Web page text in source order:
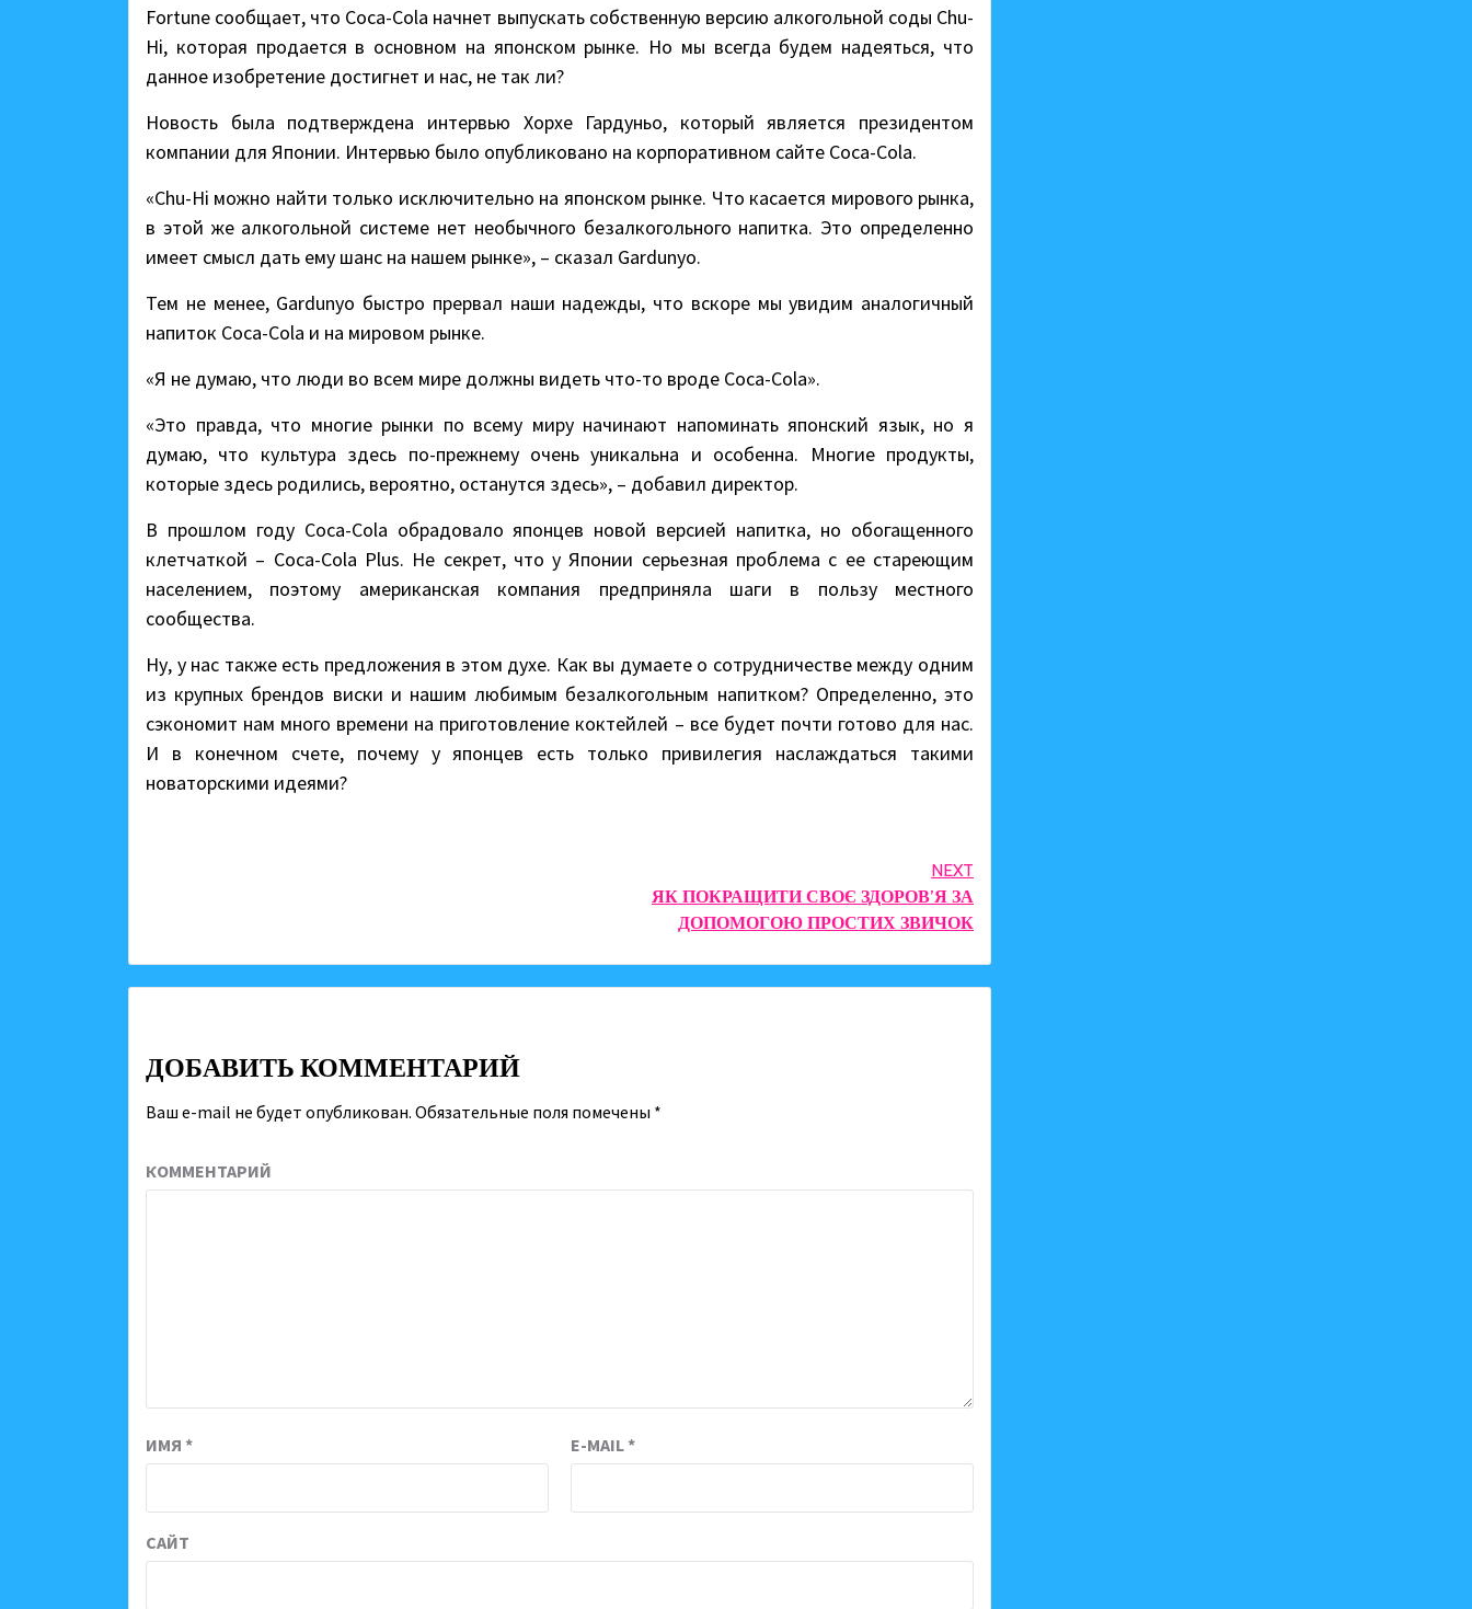
Fortune сообщает, что Coca-Cola начнет выпускать собственную версию алкогольной соды Chu-
Hi, которая продается в основном на японском рынке. Но мы всегда будем надеяться, что
данное изобретение достигнет и нас, не так ли?
Новость была подтверждена интервью Хорхе Гардуньо, который является президентом
компании для Японии. Интервью было опубликовано на корпоративном сайте Coca-Cola.
«Chu-Hi можно найти только исключительно на японском рынке. Что касается мирового рынка,
в этой же алкогольной системе нет необычного безалкогольного напитка. Это определенно
имеет смысл дать ему шанс на нашем рынке», – сказал Gardunyo.
Тем не менее, Gardunyo быстро прервал наши надежды, что вскоре мы увидим аналогичный
напиток Coca-Cola и на мировом рынке.
«Я не думаю, что люди во всем мире должны видеть что-то вроде Coca-Cola».
«Это правда, что многие рынки по всему миру начинают напоминать японский язык, но я
думаю, что культура здесь по-прежнему очень уникальна и особенна. Многие продукты,
которые здесь родились, вероятно, останутся здесь», – добавил директор.
В прошлом году Coca-Cola обрадовало японцев новой версией напитка, но обогащенного
клетчаткой – Coca-Cola Plus. Не секрет, что у Японии серьезная проблема с ее стареющим
населением, поэтому американская компания предприняла шаги в пользу местного
сообщества.
Ну, у нас также есть предложения в этом духе. Как вы думаете о сотрудничестве между одним
из крупных брендов виски и нашим любимым безалкогольным напитком? Определенно, это
сэкономит нам много времени на приготовление коктейлей – все будет почти готово для нас.
И в конечном счете, почему у японцев есть только привилегия наслаждаться такими
новаторскими идеями?
NEXT
ЯК ПОКРАЩИТИ СВОЄ ЗДОРОВ’Я ЗА
ДОПОМОГОЮ ПРОСТИХ ЗВИЧОК
ДОБАВИТЬ КОММЕНТАРИЙ
Ваш e-mail не будет опубликован. Обязательные поля помечены *
КОММЕНТАРИЙ
ИМЯ * E-MAIL*
САЙТ